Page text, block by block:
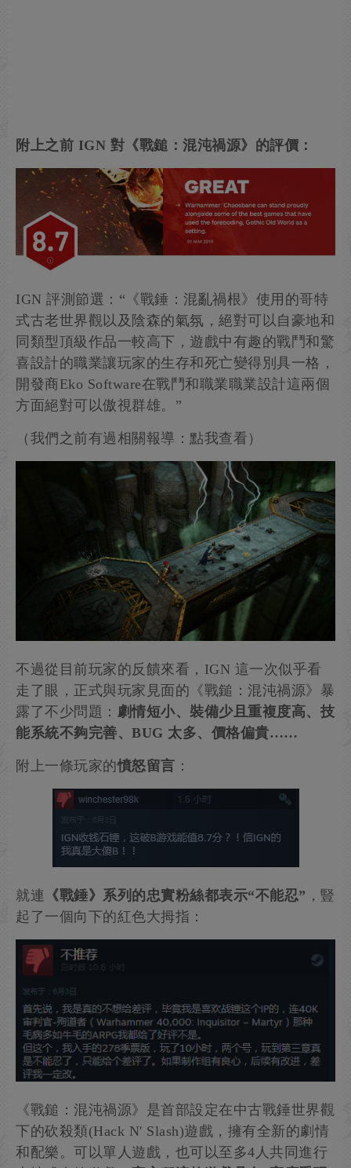
附上之前 IGN 對《戰鎚：混沌禍源》的評價：
IGN 評測節選：“《戰錘：混亂禍根》使用的哥特
式古老世界觀以及陰森的氣氛，絕對可以自豪地和
同類型頂級作品一較高下，遊戲中有趣的戰鬥和驚
喜設計的職業讓玩家的生存和死亡變得別具一格，
開發商Eko Software在戰鬥和職業職業設計這兩個
方面絕對可以傲視群雄。”
（我們之前有過相關報導：點我查看）
不過從目前玩家的反饋來看，IGN 這一次似乎看
走了眼，正式與玩家見面的《戰鎚：混沌禍源》暴
露了不少問題： 劇情短小、裝備少且重複度高、技
能系統不夠完善、BUG 太多、價格偏貴……
附上一條玩家的憤怒留言 ：
就連 《戰錘》系列的忠實粉絲都表示“不能忍” ，豎
起了一個向下的紅色大拇指：
《戰鎚：混沌禍源》是首部設定在中古戰錘世界觀
下的砍殺類(Hack N' Slash)遊戲，擁有全新的劇情
和配樂。可以單人遊戲，也可以至多4人共同進行